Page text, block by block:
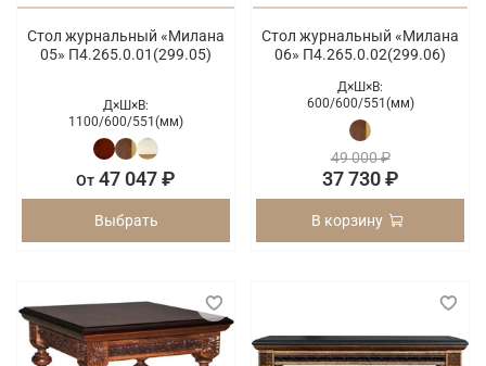
Стол журнальный «Милана
05» П4.265.0.01(299.05)
Д×Ш×В:
1100/600/551(мм)
От 47 047 ₽
Выбрать
Стол журнальный «Милана
06» П4.265.0.02(299.06)
Д×Ш×В:
600/600/551(мм)
49 000 ₽
37 730 ₽
В корзину